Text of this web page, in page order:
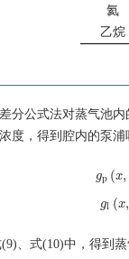
氦
乙烷
分公式法对蒸气池
度，得到腔内的泵
gp (x,
gl (x,
gp( x y,
、式(10)中，得到